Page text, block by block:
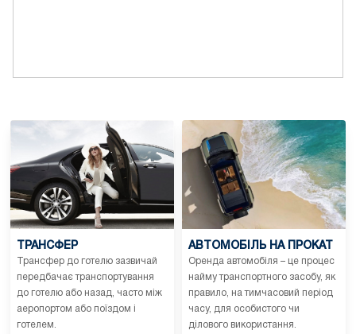
ТРАНСФЕР
Трансфер до готелю зазвичай
передбачає транспортування
до готелю або назад, часто між
аеропортом або поїздом і
готелем.
АВТОМОБІЛЬ НА ПРОКАТ
Оренда автомобіля – це процес
найму транспортного засобу, як
правило, на тимчасовий період
часу, для особистого чи
ділового використання.